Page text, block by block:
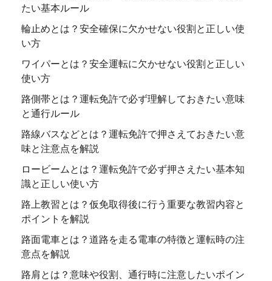
たい基本ルール
輪止めとは？安全確保に欠かせない役割と正しい使
い方
ワイパーとは？安全運転に欠かせない役割と正しい
使い方
路側帯とは？運転免許で必ず理解しておきたい意味
と通行ルール
路線バスなどとは？運転免許で押さえておきたい意
味と注意点を解説
ロービームとは？運転免許で必ず押さえたい基本知
識と正しい使い方
路上教習とは？仮免取得後に行う重要な教習内容と
ポイントを解説
路面電車とは？道路を走る電車の特徴と運転時の注
意点を解説
路肩とは？意味や役割、通行時に注意したいポイン